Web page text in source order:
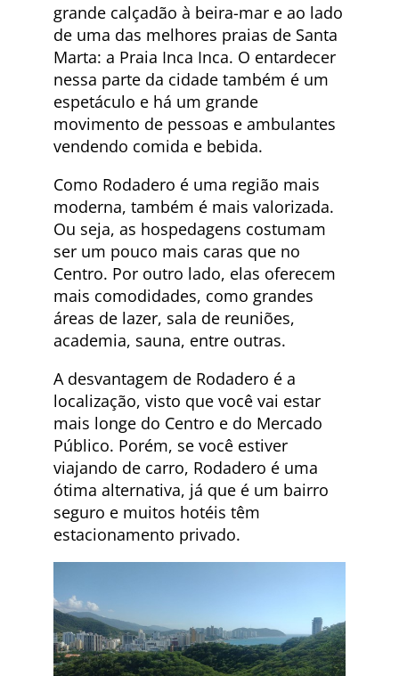
grande calçadão à beira-mar e ao lado
de uma das melhores praias de Santa
Marta: a Praia Inca Inca. O entardecer
nessa parte da cidade também é um
espetáculo e há um grande
movimento de pessoas e ambulantes
vendendo comida e bebida.
Como Rodadero é uma região mais
moderna, também é mais valorizada.
Ou seja, as hospedagens costumam
ser um pouco mais caras que no
Centro. Por outro lado, elas oferecem
mais comodidades, como grandes
áreas de lazer, sala de reuniões,
academia, sauna, entre outras.
A desvantagem de Rodadero é a
localização, visto que você vai estar
mais longe do Centro e do Mercado
Público. Porém, se você estiver
viajando de carro, Rodadero é uma
ótima alternativa, já que é um bairro
seguro e muitos hotéis têm
estacionamento privado.